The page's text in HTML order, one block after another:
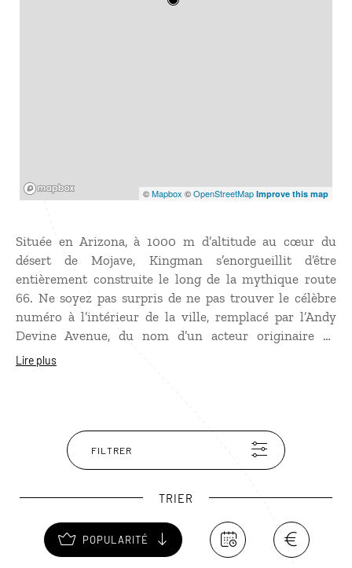
©Mapbox ©OpenStreetMap Improve this map
Située en Arizona, à 1000 m d’altitude au cœur du
désert de Mojave, Kingman s’enorgueillit d’être
entièrement construite le long de la mythique route
66. Ne soyez pas surpris de ne pas trouver le célèbre
numéro à l’intérieur de la ville, remplacé par l’Andy
Devine Avenue, du nom d’un acteur originaire de
Kingman. Si vous avez le temps, ne manquez pas son
Lire plus
FILTRER
TRIER
POPULARITÉ